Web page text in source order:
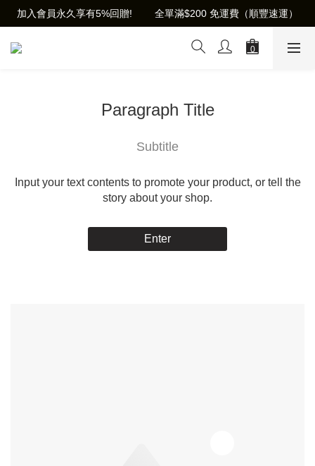
加入會員永久享有5%回贈!        全單滿$200 免運費（順豐速運）
Paragraph Title
Subtitle
Input your text contents to promote your product, or tell the
story about your shop.
Enter